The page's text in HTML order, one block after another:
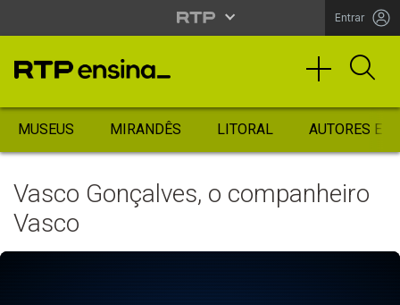
Entrar
MUSEUS MIRANDÊS LITORAL AUTORES
Vasco Gonçalves, o companheiro
Vasco